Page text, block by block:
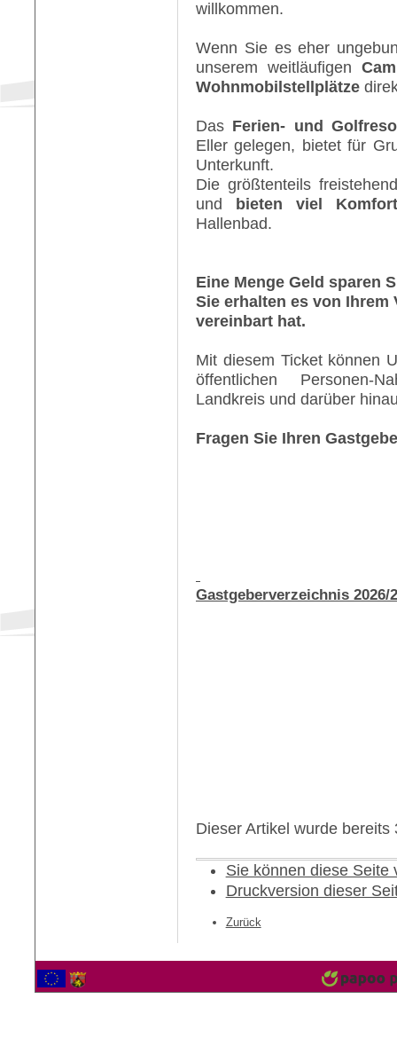
willkommen.
Wenn Sie es eher
unserem weitläufigen
Wohnmobilstellplätze
Das Ferien- und
Eller gelegen, bietet für
Unterkunft.
Die größtenteils
und
bieten viel
Hallenbad.
Eine Menge Geld sparen
Sie erhalten es von Ihrem
vereinbart hat.
Mit diesem Ticket können
öffentlichen Personen-
Landkreis und darüber
Fragen Sie Ihren
Gastgeberverzeichnis 2026/
Dieser Artikel wurde
Sie können diese Seite
Druckversion dieser
Zurück